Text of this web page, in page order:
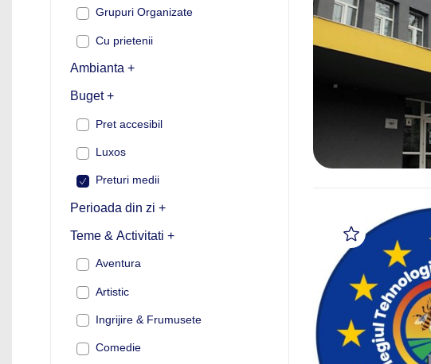
Grupuri Organizate
Cu prietenii
Ambianta +
Buget +
Pret accesibil
Luxos
Preturi medii
Perioada din zi +
Teme & Activitati +
Aventura
Artistic
Ingrijire & Frumusete
Comedie